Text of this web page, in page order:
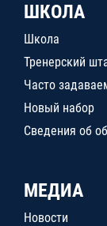
ШКОЛА
Школа
Тренерский
Часто
Новый набор
Сведения об
МЕДИА
Новости